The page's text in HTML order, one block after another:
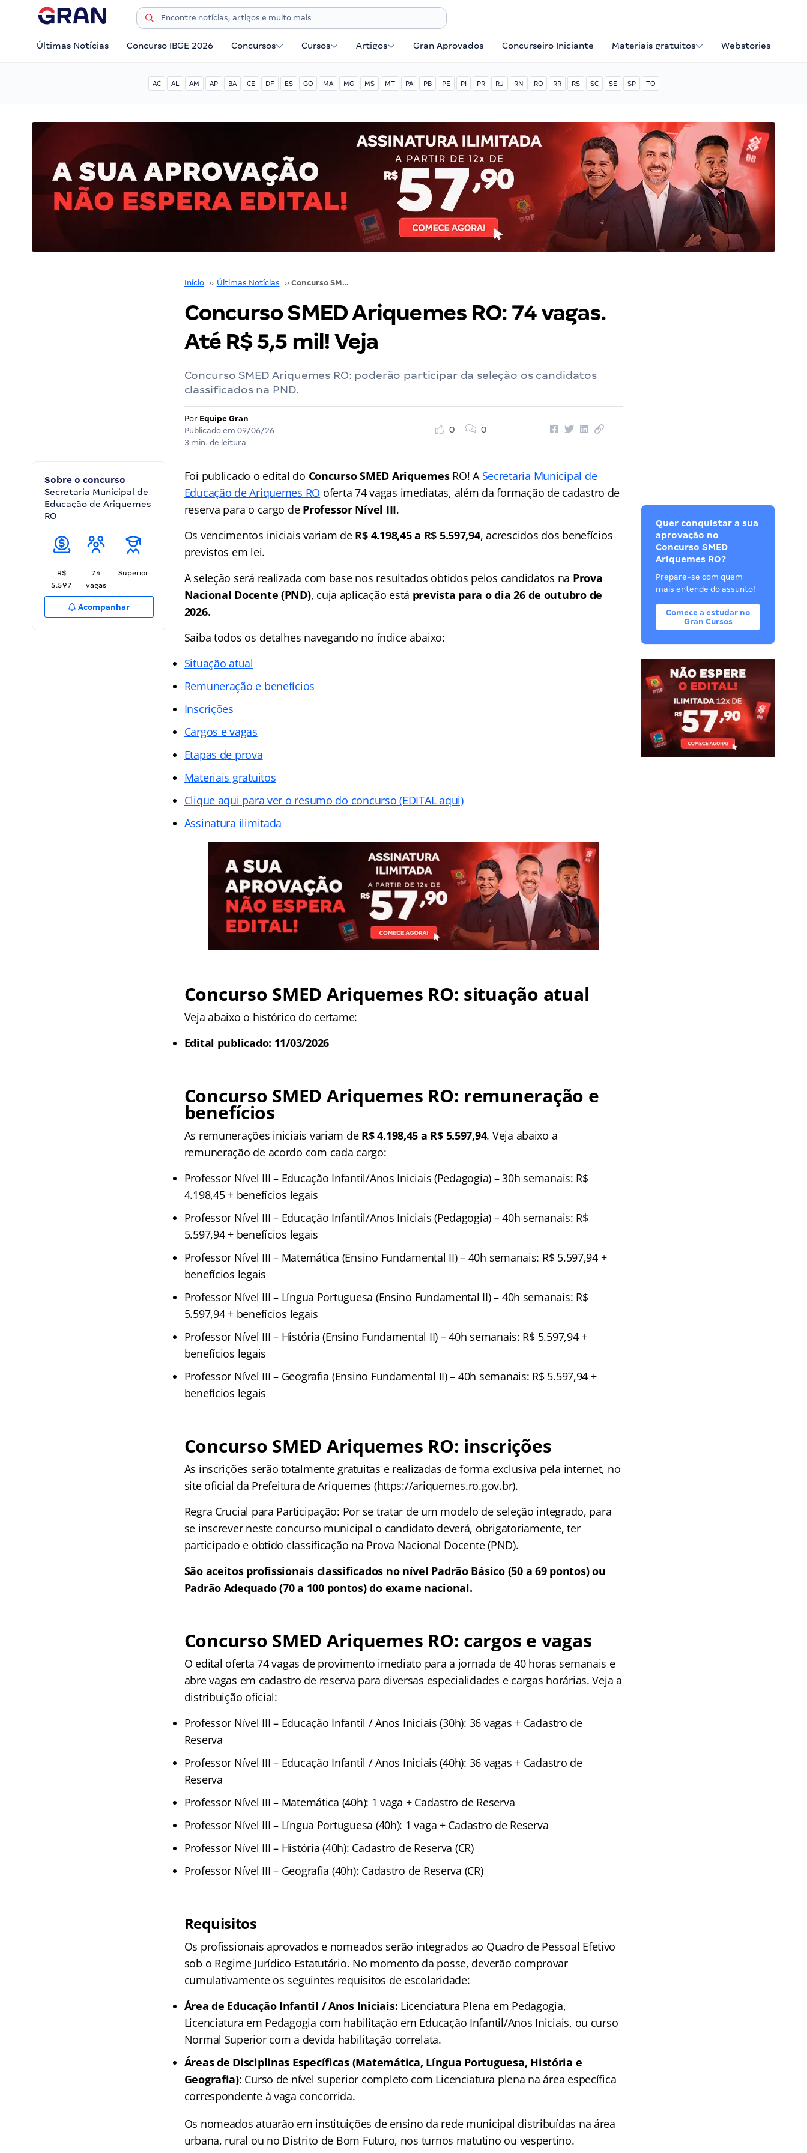
Últimas Notícias Concurso IBGE 2026 Concursos Cursos Artigos Gran Aprovados Concurseiro Iniciante Materiais gratuitos Webstories
AC AL AM AP BA CE DF ES GO MA MG MS MT PA PB PE PI PR RJ RN RO RR RS SC SE SP TO
Início ›› Últimas Notícias ›› Concurso SMED Ariquemes RO: 74 vagas. Até R$ 5,5 mil! Veja
Concurso SMED Ariquemes RO: 74 vagas.
Até R$ 5,5 mil! Veja
Concurso SMED Ariquemes RO: poderão participar da seleção os candidatos
classificados na PND.
Por Equipe Gran
Publicado em 09/06/26
3 min. de leitura
0 0
Sobre o concurso
Secretaria Municipal de
Educação de Ariquemes
RO
R$
5.597
74
vagas
Superior
Acompanhar
Foi publicado o edital do Concurso SMED AriquemesRO! A Secretaria Municipal de
Educação de Ariquemes RO oferta 74 vagas imediatas, além da formação de cadastro de
reserva para o cargo de Professor Nível III.
Os vencimentos iniciais variam de R$ 4.198,45 a R$ 5.597,94, acrescidos dos benefícios
previstos em lei.
A seleção será realizada com base nos resultados obtidos pelos candidatos na Prova
Nacional Docente (PND), cuja aplicação está prevista para o dia 26 de outubro de
2026.
Saiba todos os detalhes navegando no índice abaixo:
Situação atual
Remuneração e benefícios
Inscrições
Cargos e vagas
Etapas de prova
Materiais gratuitos
Clique aqui para ver o resumo do concurso (EDITAL aqui)
Assinatura ilimitada
Concurso SMED Ariquemes RO: situação atual
Veja abaixo o histórico do certame:
Edital publicado: 11/03/2026
Concurso SMED Ariquemes RO: remuneração e
benefícios
As remunerações iniciais variam de R$ 4.198,45 a R$ 5.597,94. Veja abaixo a
remuneração de acordo com cada cargo:
Professor Nível III – Educação Infantil/Anos Iniciais (Pedagogia) – 30h semanais: R$
4.198,45 + benefícios legais
Professor Nível III – Educação Infantil/Anos Iniciais (Pedagogia) – 40h semanais: R$
5.597,94 + benefícios legais
Professor Nível III – Matemática (Ensino Fundamental II) – 40h semanais: R$ 5.597,94 +
benefícios legais
Professor Nível III – Língua Portuguesa (Ensino Fundamental II) – 40h semanais: R$
5.597,94 + benefícios legais
Professor Nível III – História (Ensino Fundamental II) – 40h semanais: R$ 5.597,94 +
benefícios legais
Professor Nível III – Geografia (Ensino Fundamental II) – 40h semanais: R$ 5.597,94 +
benefícios legais
Concurso SMED Ariquemes RO: inscrições
As inscrições serão totalmente gratuitas e realizadas de forma exclusiva pela internet, no
site oficial da Prefeitura de Ariquemes (https://ariquemes.ro.gov.br).
Regra Crucial para Participação: Por se tratar de um modelo de seleção integrado, para
se inscrever neste concurso municipal o candidato deverá, obrigatoriamente, ter
participado e obtido classificação na Prova Nacional Docente (PND).
São aceitos profissionais classificados no nível Padrão Básico (50 a 69 pontos) ou
Padrão Adequado (70 a 100 pontos) do exame nacional.
Concurso SMED Ariquemes RO: cargos e vagas
O edital oferta 74 vagas de provimento imediato para a jornada de 40 horas semanais e
abre vagas em cadastro de reserva para diversas especialidades e cargas horárias. Veja a
distribuição oficial:
Professor Nível III – Educação Infantil / Anos Iniciais (30h): 36 vagas + Cadastro de
Reserva
Professor Nível III – Educação Infantil / Anos Iniciais (40h): 36 vagas + Cadastro de
Reserva
Professor Nível III – Matemática (40h): 1 vaga + Cadastro de Reserva
Professor Nível III – Língua Portuguesa (40h): 1 vaga + Cadastro de Reserva
Professor Nível III – História (40h): Cadastro de Reserva (CR)
Professor Nível III – Geografia (40h): Cadastro de Reserva (CR)
Requisitos
Os profissionais aprovados e nomeados serão integrados ao Quadro de Pessoal Efetivo
sob o Regime Jurídico Estatutário. No momento da posse, deverão comprovar
cumulativamente os seguintes requisitos de escolaridade:
Área de Educação Infantil / Anos Iniciais: Licenciatura Plena em Pedagogia,
Licenciatura em Pedagogia com habilitação em Educação Infantil/Anos Iniciais, ou curso
Normal Superior com a devida habilitação correlata.
Áreas de Disciplinas Específicas (Matemática, Língua Portuguesa, História e
Geografia): Curso de nível superior completo com Licenciatura plena na área específica
correspondente à vaga concorrida.
Os nomeados atuarão em instituições de ensino da rede municipal distribuídas na área
urbana, rural ou no Distrito de Bom Futuro, nos turnos matutino ou vespertino.
Quer conquistar a sua
aprovação no
Concurso SMED
Ariquemes RO?
Prepare-se com quem
mais entende do assunto!
Comece a estudar no
Gran Cursos